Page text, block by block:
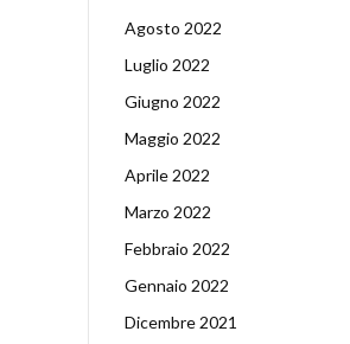
Agosto 2022
Luglio 2022
Giugno 2022
Maggio 2022
Aprile 2022
Marzo 2022
Febbraio 2022
Gennaio 2022
Dicembre 2021